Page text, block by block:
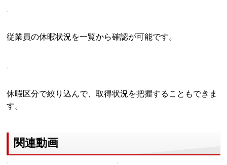
従業員の休暇状況を一覧から確認が可能です。
休暇区分で絞り込んで、取得状況を把握することもできま
す。
関連動画